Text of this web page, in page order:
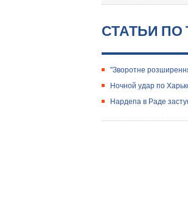
СТАТЬИ ПО
"Зворотне
Ночной удар по
​Нардепа в Раде